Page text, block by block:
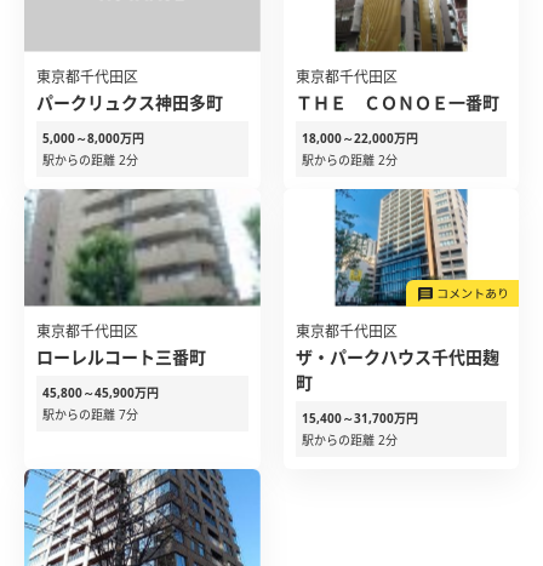
東京都千代田区
パークリュクス神田多町
5,000～8,000万円
駅からの距離 2分
東京都千代田区
ＴＨＥ ＣＯＮＯＥ一番町
18,000～22,000万円
駅からの距離 2分
東京都千代田区
ローレルコート三番町
45,800～45,900万円
駅からの距離 7分
東京都千代田区
ザ・パークハウス千代田麹
町
15,400～31,700万円
駅からの距離 2分